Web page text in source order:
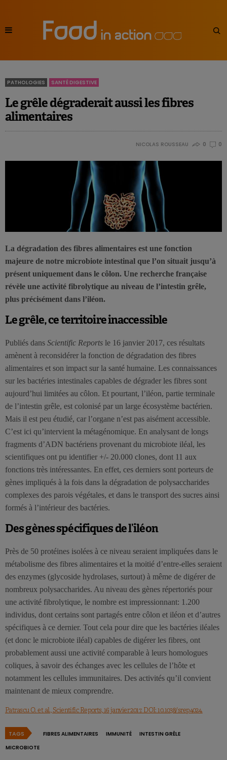
PATHOLOGIES SANTÉ DIGESTIVE
Le grêle dégraderait aussi les fibres
alimentaires
NICOLAS ROUSSEAU 0 0
La dégradation des fibres alimentaires est une fonction
majeure de notre microbiote intestinal que l’on situait jusqu’à
présent uniquement dans le côlon. Une recherche française
révèle une activité fibrolytique au niveau de l’intestin grêle,
plus précisément dans l’iléon.
Le grêle, ce territoire inaccessible
Publiés dans Scientific Reports le 16 janvier 2017, ces résultats
amènent à reconsidérer la fonction de dégradation des fibres
alimentaires et son impact sur la santé humaine. Les connaissances
sur les bactéries intestinales capables de dégrader les fibres sont
aujourd’hui limitées au côlon. Et pourtant, l’iléon, partie terminale
de l’intestin grêle, est colonisé par un large écosystème bactérien.
Mais il est peu étudié, car l’organe n’est pas aisément accessible.
C’est ici qu’intervient la métagénomique. En analysant de longs
fragments d’ADN bactériens provenant du microbiote iléal, les
scientifiques ont pu identifier +/- 20.000 clones, dont 11 aux
fonctions très intéressantes. En effet, ces derniers sont porteurs de
gènes impliqués à la fois dans la dégradation de polysaccharides
complexes des parois végétales, et dans le transport des sucres ainsi
formés à l’intérieur des bactéries.
Des gènes spécifiques de l’iléon
Près de 50 protéines isolées à ce niveau seraient impliquées dans le
métabolisme des fibres alimentaires et la moitié d’entre-elles seraient
des enzymes (glycoside hydrolases, surtout) à même de digérer de
nombreux polysaccharides. Au niveau des gènes répertoriés pour
une activité fibrolytique, le nombre est impressionnant: 1.200
individus, dont certains sont partagés entre côlon et iléon et d’autres
spécifiques à ce dernier. Tout cela pour dire que les bactéries iléales
(et donc le microbiote iléal) capables de digérer les fibres, ont
probablement aussi une activité comparable à leurs homologues
coliques, à savoir des échanges avec les cellules de l’hôte et
notamment les cellules immunitaires. Des activités qu’il convient
maintenant de mieux comprendre.
Patrascu O. et al., Scientific Reports, 16 janvier 2017. DOI: 10.1038/srep4024.
TAGS FIBRES ALIMENTAIRES IMMUNITÉ
INTESTIN GRÊLE
MICROBIOTE